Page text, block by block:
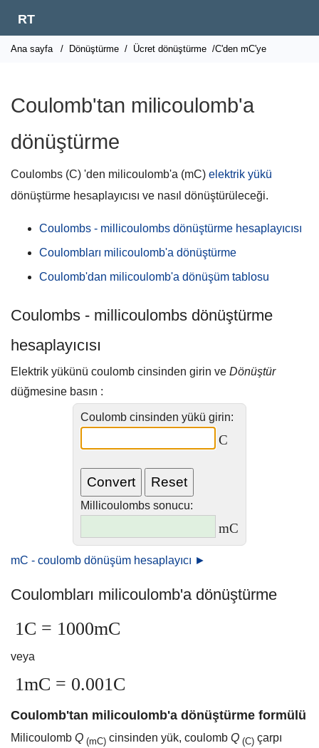
RT
Ana sayfa / Dönüştürme / Ücret dönüştürme /C'den mC'ye
Coulomb'tan milicoulomb'a
dönüştürme
Coulombs (C) 'den milicoulomb'a (mC) elektrik yükü
dönüştürme hesaplayıcısı ve nasıl dönüştürüleceği.
Coulombs - millicoulombs dönüştürme hesaplayıcısı
Coulombları milicoulomb'a dönüştürme
Coulomb'dan milicoulomb'a dönüşüm tablosu
Coulombs - millicoulombs dönüştürme
hesaplayıcısı
Elektrik yükünü coulomb cinsinden girin ve Dönüştür
düğmesine basın :
Coulomb cinsinden yükü girin:
C
Millicoulombs sonucu:
mC
mC - coulomb dönüşüm hesaplayıcı ►
Coulombları milicoulomb'a dönüştürme
1C = 1000mC
veya
1mC = 0.001C
Coulomb'tan milicoulomb'a dönüştürme formülü
Milicoulomb Q (mC) cinsinden yük, coulomb Q (C) çarpı